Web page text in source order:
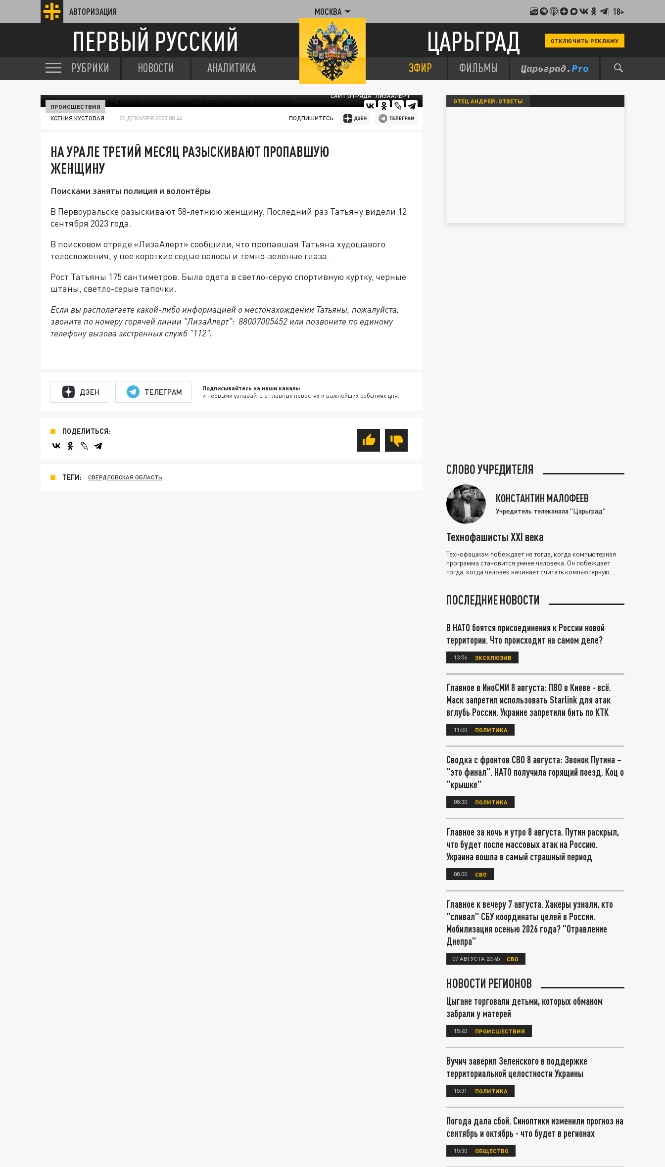
АВТОРИЗАЦИЯ МОСКВА 18+
ПЕРВЫЙ РУССКИЙ ЦАРЬГРАД ОТКЛЮЧИТЬ РЕКЛАМУ
РУБРИКИ НОВОСТИ АНАЛИТИКА ЭФИР ФИЛЬМЫ
САЙТ ОТРЯДА "ЛИЗААЛЕРТ"
ПРОИСШЕСТВИЯ
КСЕНИЯ КУСТОВАЯ 20 ДЕКАБРЯ 2023 08:46 ПОДПИШИТЕСЬ:
НА УРАЛЕ ТРЕТИЙ МЕСЯЦ РАЗЫСКИВАЮТ ПРОПАВШУЮ
ЖЕНЩИНУ
Поисками заняты полиция и волонтёры
В Первоуральске разыскивают 58-летнюю женщину. Последний раз Татьяну видели 12
сентября 2023 года.
В поисковом отряде «ЛизаАлерт» сообщили, что пропавшая Татьяна худощавого
телосложения, у нее короткие седые волосы и тёмно-зелёные глаза.
Рост Татьяны 175 сантиметров. Была одета в светло-серую спортивную куртку, черные
штаны, светло-серые тапочки.
Если вы располагаете какой-либо информацией о местонахождении Татьяны, пожалуйста,
звоните по номеру горячей линии "ЛизаАлерт": 88007005452 или позвоните по единому
телефону вызова экстренных служб "112".
ДЗЕН ТЕЛЕГРАМ Подписывайтесь на наши каналы
и первыми узнавайте о главных новостях и важнейших событиях дня.
ПОДЕЛИТЬСЯ:
ТЕГИ: СВЕРДЛОВСКАЯ ОБЛАСТЬ
ОТЕЦ АНДРЕЙ: ОТВЕТЫ
СЛОВО УЧРЕДИТЕЛЯ
КОНСТАНТИН МАЛОФЕЕВ
Учредитель телеканала "Царьград"
Технофашисты XXI века
Технофашизм побеждает не тогда, когда компьютерная
программа становится умнее человека. Он побеждает
тогда, когда человек начинает считать компьютерную
ПОСЛЕДНИЕ НОВОСТИ
В НАТО боятся присоединения к России новой
территории. Что происходит на самом деле?
13:56 ЭКСКЛЮЗИВ
Главное в ИноСМИ 8 августа: ПВО в Киеве - всё.
Маск запретил использовать Starlink для атак
вглубь России. Украине запретили бить по КТК
11:00 ПОЛИТИКА
Сводка с фронтов СВО 8 августа: Звонок Путина –
"это финал". НАТО получила горящий поезд. Коц о
"крышке"
08:30 ПОЛИТИКА
Главное за ночь и утро 8 августа. Путин раскрыл,
что будет после массовых атак на Россию.
Украина вошла в самый страшный период
08:00 СВО
Главное к вечеру 7 августа. Хакеры узнали, кто
"сливал" СБУ координаты целей в России.
Мобилизация осенью 2026 года? "Отравление
Днепра"
07 АВГУСТА 20:45 СВО
НОВОСТИ РЕГИОНОВ
Цыгане торговали детьми, которых обманом
забрали у матерей
15:40 ПРОИСШЕСТВИЯ
Вучич заверил Зеленского в поддержке
территориальной целостности Украины
15:31 ПОЛИТИКА
Погода дала сбой. Синоптики изменили прогноз на
сентябрь и октябрь - что будет в регионах
15:30 ОБЩЕСТВО